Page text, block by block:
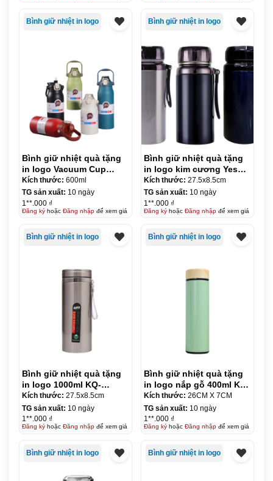
Bình giữ nhiệt in logo
Bình giữ nhiệt quà tặng
in logo Vacuum Cup
600ml KQ-BGN86
Kích thước: 600ml
TG sản xuất: 10 ngày
1**.000 ₫
Đăng kýhoặc Đăng nhậpđể xem giá
Bình giữ nhiệt in logo
Bình giữ nhiệt quà tặng
in logo kim cương Yes
Water 1000ml KQ-BGN87
Kích thước: 27.5x8.5cm
TG sản xuất: 10 ngày
1**.000 ₫
Đăng kýhoặc Đăng nhậpđể xem giá
Bình giữ nhiệt in logo
Bình giữ nhiệt quà tặng
in logo 1000ml KQ-
BGN88
Kích thước: 27.5x8.5cm
TG sản xuất: 10 ngày
1**.000 ₫
Đăng kýhoặc Đăng nhậpđể xem giá
Bình giữ nhiệt in logo
Bình giữ nhiệt quà tặng
in logo nắp gỗ 400ml KQ-
BGN89
Kích thước: 26CM X 7CM
TG sản xuất: 10 ngày
1**.000 ₫
Đăng kýhoặc Đăng nhậpđể xem giá
Bình giữ nhiệt in logo Bình giữ nhiệt in logo